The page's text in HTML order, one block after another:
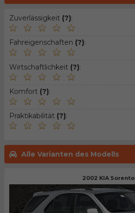
Zuverlässigkeit (?):
Fahreigenschaften (?):
Wirtschaftlichkeit (?):
Komfort (?):
Praktikabilität (?):
Alle Varianten des Modells
2002 KIA Sorento